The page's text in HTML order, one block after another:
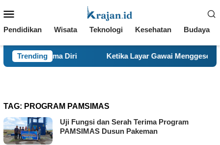
Mobile
Pendidikan Wisata Teknologi Kesehatan Budaya
Trending
Diri Ketika Layar Gawai Menggeser
TAG: PROGRAM PAMSIMAS
Uji Fungsi dan Serah Terima Program
PAMSIMAS Dusun Pakeman